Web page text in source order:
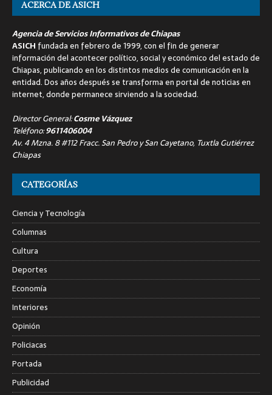
ACERCA DE ASICH
Agencia de Servicios Informativos de Chiapas
ASICH fundada en febrero de 1999, con el fin de generar
información del acontecer político, social y económico del estado de
Chiapas, publicando en los distintos medios de comunicación en la
entidad. Dos años después se transforma en portal de noticias en
internet, donde permanece sirviendo a la sociedad.
Director General:Cosme Vázquez
Teléfono:9611406004
Av. 4 Mzna. 8 #112 Fracc. San Pedro y San Cayetano, Tuxtla Gutiérrez
Chiapas
CATEGORÍAS
Ciencia y Tecnología
Columnas
Cultura
Deportes
Economía
Interiores
Opinión
Policiacas
Portada
Publicidad